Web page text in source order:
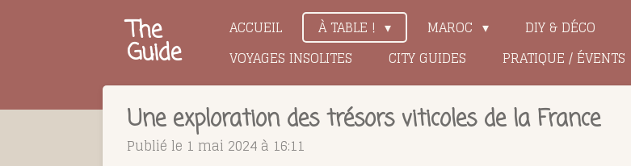
The
Guide
ACCUEIL À TABLE ! MAROC DIY & DÉCO
VOYAGES INSOLITES
CITY GUIDES PRATIQUE / ÉVENTS
Une exploration des trésors viticoles de la France
Publié le 1 mai 2024 à 16:11